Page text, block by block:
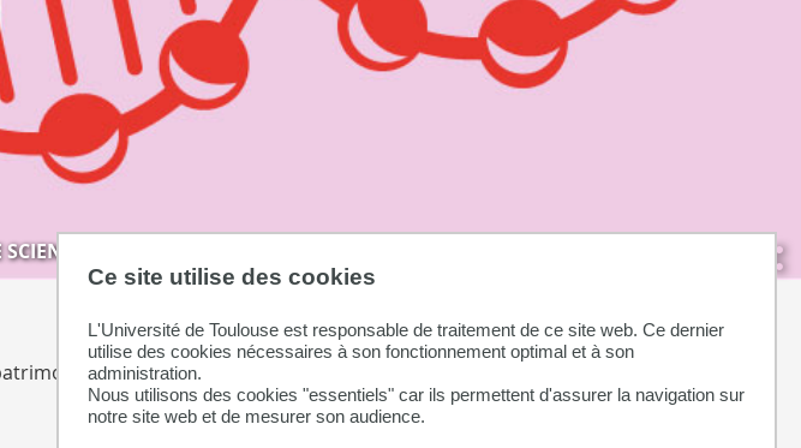
Ce site utilise des cookies
L'Université de Toulouse est responsable de traitement de ce site web. Ce dernier
utilise des cookies nécessaires à son fonctionnement optimal et à son
administration.
Nous utilisons des cookies "essentiels" car ils permettent d'assurer la navigation sur
notre site web et de mesurer son audience.
: collection de botanique, collection de minéralogie, collection de santé,